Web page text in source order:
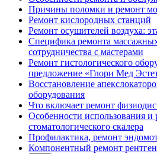
Причины поломки и ремонт
Ремонт кислородных станций
Ремонт осушителей воздуха:
Специфика ремонта
сотрудничества с мастерами
Ремонт гистологического
предложение «Глори Мед
Восстановление
оборудования
Что включает ремонт
Особенности использования и
стоматологического скалера
Профилактика, ремонт
Компонентный ремонт